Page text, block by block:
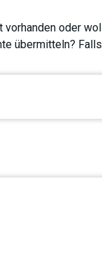
vorhanden oder
übermitteln?